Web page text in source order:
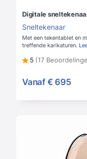
Digitale
Sneltekenaar
Met een tekentablet en
treffende karikaturen.
5 (17
Vanaf € 695